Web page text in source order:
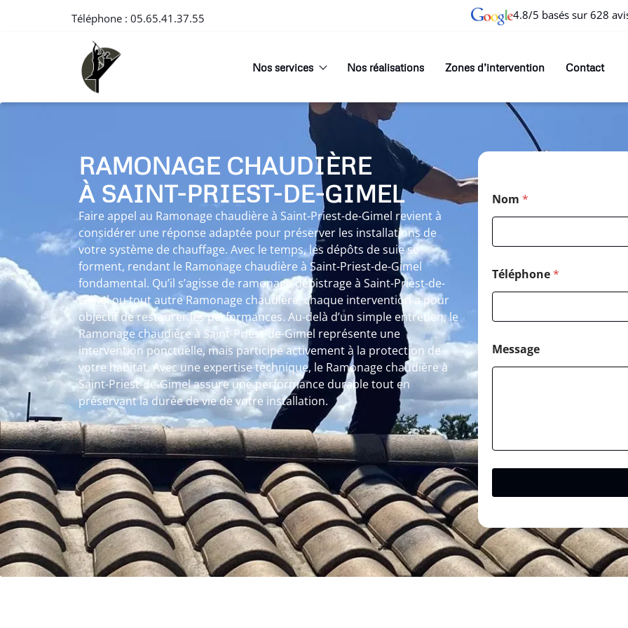
Téléphone : 05.65.41.37.55 4.8/5 basés sur 628
Nos services Nos réalisations Zones d’intervention Contact
RAMONAGE CHAUDIÈRE
À SAINT-PRIEST-DE-GIMEL
Faire appel au Ramonage chaudière à Saint-Priest-de-Gimel revient à
considérer une réponse adaptée pour préserver les installations de
votre système de chauffage. Avec le temps, les dépôts de suie se
forment, rendant le Ramonage chaudière à Saint-Priest-de-Gimel
fondamental. Qu’il s’agisse de ramonage débistrage à Saint-Priest-de-
Gimel ou tout autre Ramonage chaudière, chaque intervention a pour
objectif de restaurer les performances. Au-delà d’un simple entretien, le
Ramonage chaudière à Saint-Priest-de-Gimel représente une
intervention ponctuelle, mais participe activement à la protection de
votre habitat. Avec une expertise technique, le Ramonage chaudière à
Saint-Priest-de-Gimel assure une performance durable tout en
préservant la durée de vie de votre installation.
Nom *
Téléphone*
Message